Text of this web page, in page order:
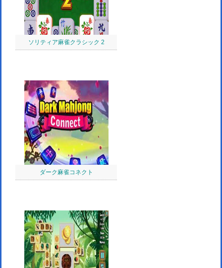
ソリティア麻雀クラシック 2
ダーク麻雀コネクト